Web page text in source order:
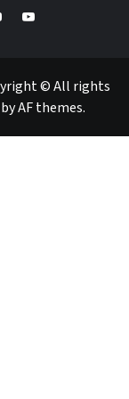
Youtube
© All rights
byAF themes.